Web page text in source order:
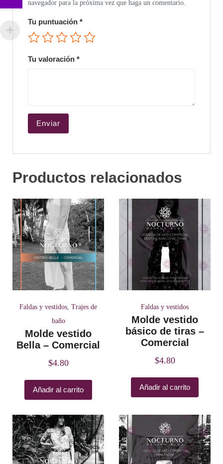
navegador para la próxima vez que haga un comentario.
Tu puntuación *
Tu valoración *
Productos relacionados
Faldas y vestidos, Trajes de
baño
Molde vestido
Bella – Comercial
$4.80
Añadir al carrito
Faldas y vestidos
Molde vestido
básico de tiras –
Comercial
$4.80
Añadir al carrito